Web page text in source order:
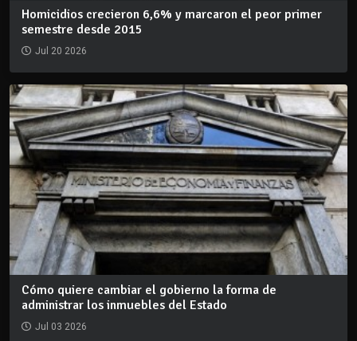
Homicidios crecieron 6,6% y marcaron el peor primer
semestre desde 2015
Jul 20 2026
Cómo quiere cambiar el gobierno la forma de
administrar los inmuebles del Estado
Jul 03 2026